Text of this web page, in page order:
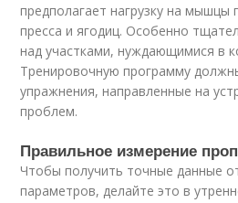
предполагает нагрузку на мышцы
пресса и ягодиц. Особенно
над участками, нуждающимися в
Тренировочную программу
упражнения, направленные на
проблем.
Правильное измерение
Чтобы получить точные данные
параметров, делайте это в